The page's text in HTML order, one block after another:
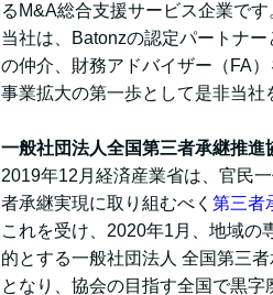
るM&A総合支援サービス企業です
当社は、Batonzの認定パートナ
の仲介、財務アドバイザー（FA）
事業拡大の第一歩として是非当社
一般社団法人全国第三者承継推進
2019年12月経済産業省は、官民
者承継実現に取り組むべく 第三者
これを受け、2020年1月、地域の
的とする一般社団法人 全国第三
となり、協会の目指す全国で黒